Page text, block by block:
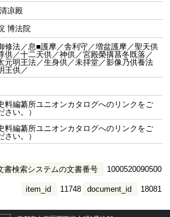
凉殿
博法院
修法／息■護摩／舎利守／増盆護摩／聖天供
供／十二天供／神供／宮殿榮搆菖冬既落／
元明王法／生身供／未拝堂／影像乃供養法
王供／
料編纂所ユニオンカタログへのリンクをご
さい。）
料編纂所ユニオンカタログへのリンクをご
さい。）
書検索システムの文書番号 1000520090500
document_id 18081
item_id 11748